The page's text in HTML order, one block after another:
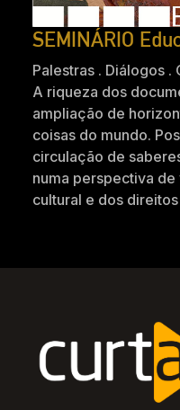
SEMINÁRIO
Palestras . Diálogos .
A riqueza dos
ampliação de
coisas do mundo.
circulação de
numa perspectiva
cultural e dos direitos